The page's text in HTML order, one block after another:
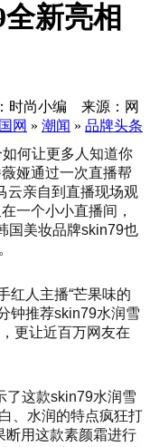
新亮相
时尚小编 来源：网
网 » 潮闻 » 品牌头条
何让更多人知道你
娅通过一次直播帮
云亲自到直播现场观
一个小小直播间，
国美妆品牌skin79也
红人主播“芒果味的
钟推荐skin79水润雪
更让近百万网友在
了这款skin79水润雪
、水润的特点疯狂打
断用这款素颜霜进行